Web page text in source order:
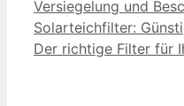
Versiegelung und
Solarteichfilter:
Der richtige Filter für